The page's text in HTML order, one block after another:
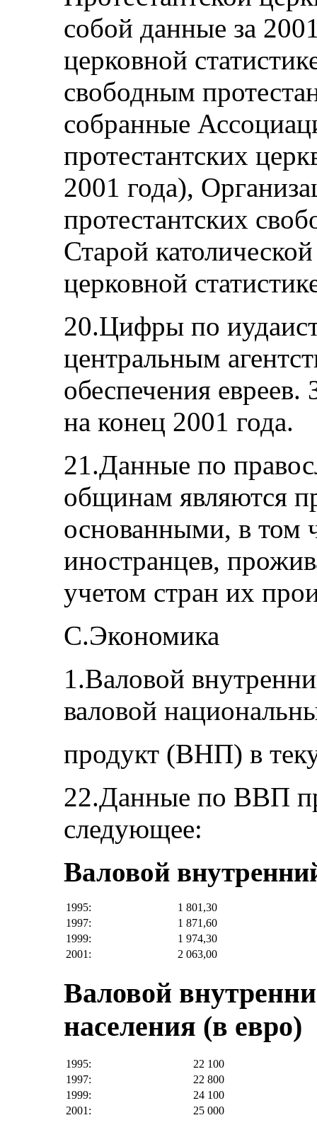
собой данные за
церковной
свободным
собранные
протестантских
2001 года),
протестантских
Старой
церковной
20.Цифры по
центральным
обеспечения
на конец 2001 года.
21.Данные по
общинам являются
основанными, в том
иностранцев,
учетом стран их
С.Экономика
1.Валовой
валовой
продукт (ВНП) в
22.Данные по ВВП
следующее:
Валовой
1995:
1 801,30
1997:
1 871,60
1999:
1 974,30
2001:
2 063,00
Валовой
населения (в евро)
1995:
22 100
1997:
22 800
1999:
24 100
2001:
25 000